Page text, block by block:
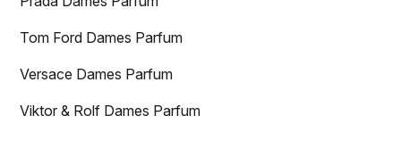
Tom Ford Dames Parfum
Versace Dames Parfum
Viktor & Rolf Dames Parfum